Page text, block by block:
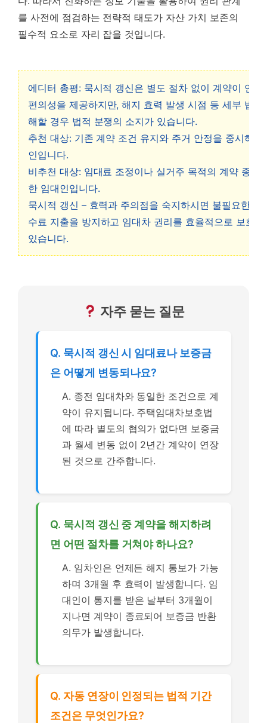
를 사전에 점검하는 전략적 태도가 자산 가치 보존의
필수적 요소로 자리 잡을 것입니다.
에디터 총평: 묵시적 갱신은 별도 절차 없이 계약이 연장
편의성을 제공하지만, 해지 효력 발생 시점 등 세부 법리
해할 경우 법적 분쟁의 소지가 있습니다.
추천 대상: 기존 계약 조건 유지와 주거 안정을 중시하는
인입니다.
비추천 대상: 임대료 조정이나 실거주 목적의 계약 종료
한 임대인입니다.
묵시적 갱신 – 효력과 주의점을 숙지하시면 불필요한 중
수료 지출을 방지하고 임대차 권리를 효율적으로 보호하
있습니다.
자주 묻는 질문
Q. 묵시적 갱신 시 임대료나 보증금
은 어떻게 변동되나요?
A. 종전 임대차와 동일한 조건으로 계
약이 유지됩니다. 주택임대차보호법
에 따라 별도의 협의가 없다면 보증금
과 월세 변동 없이 2년간 계약이 연장
된 것으로 간주합니다.
Q. 묵시적 갱신 중 계약을 해지하려
면 어떤 절차를 거쳐야 하나요?
A. 임차인은 언제든 해지 통보가 가능
하며 3개월 후 효력이 발생합니다. 임
대인이 통지를 받은 날부터 3개월이
지나면 계약이 종료되어 보증금 반환
의무가 발생합니다.
Q. 자동 연장이 인정되는 법적 기간
조건은 무엇인가요?